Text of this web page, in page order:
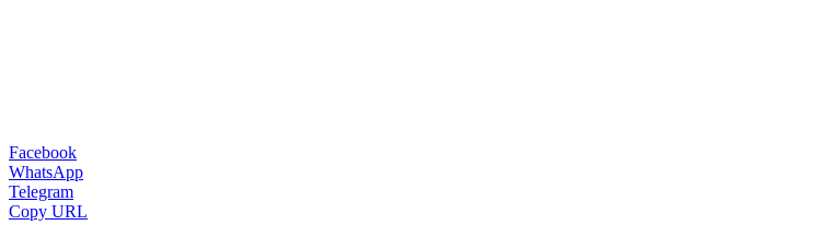
Facebook
WhatsApp
Telegram
Copy URL